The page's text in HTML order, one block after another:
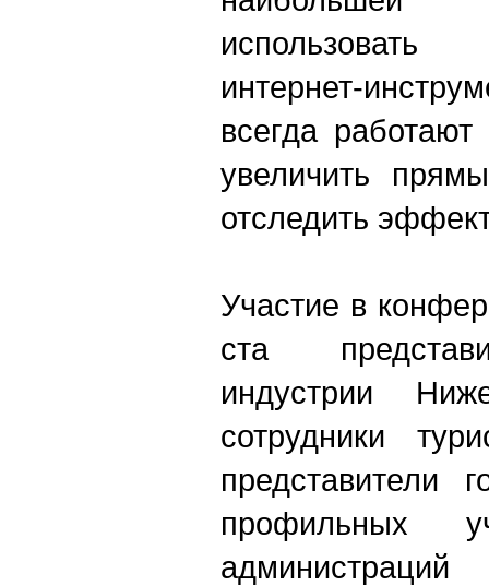
интернет-
всегда
увеличить
отследить
Участие в
ста
индустрии
сотрудники
представители
профильных